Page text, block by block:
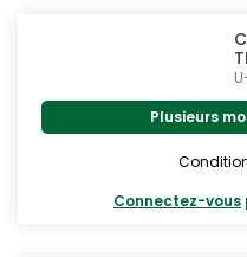
Plusieurs
Connectez-vous